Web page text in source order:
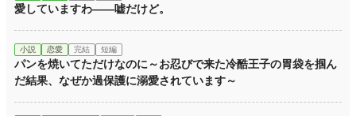
更新日時 2024.08.20 12:58
初回公開日時 2022.08.31 01:44
初回完結日時 2025.04.01 19:46
週間ポイント 308 pt (19,698 位)
愛していますわ――嘘だけど。
小説 恋愛 完結 短編
パンを焼いてただけなのに～お忍びで来た冷酷王子の胃袋を掴ん
だ結果、なぜか過保護に溺愛されています～